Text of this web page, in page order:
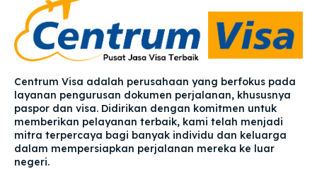
Centrum Visa adalah perusahaan yang berfokus pada
layanan pengurusan dokumen perjalanan, khususnya
paspor dan visa. Didirikan dengan komitmen untuk
memberikan pelayanan terbaik, kami telah menjadi
mitra terpercaya bagi banyak individu dan keluarga
dalam mempersiapkan perjalanan mereka ke luar
negeri.